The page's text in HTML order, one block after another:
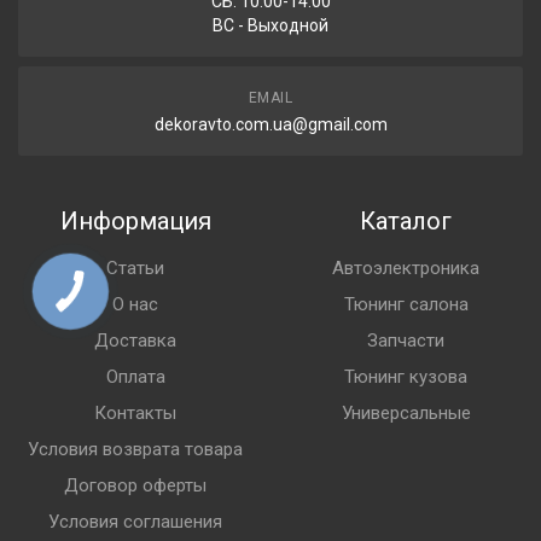
ВС - Выходной
EMAIL
dekoravto.com.ua@gmail.com
Информация
Статьи
О нас
Доставка
Оплата
Контакты
Условия возврата товара
Договор оферты
Условия соглашения
Каталог
Автоэлектроника
Тюнинг салона
Запчасти
Тюнинг кузова
Универсальные